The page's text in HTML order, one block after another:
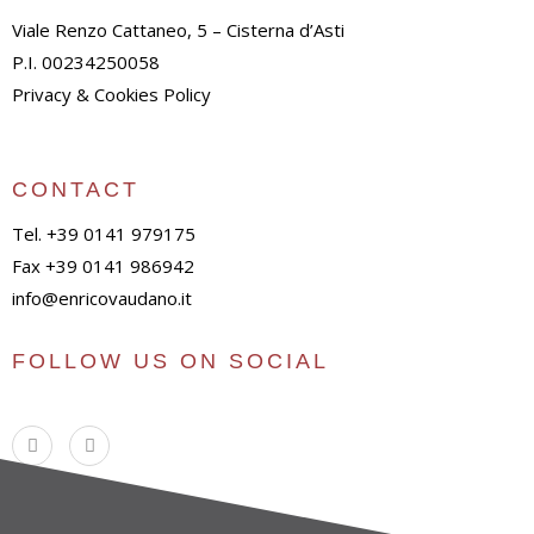
Viale Renzo Cattaneo, 5 – Cisterna d’Asti
P.I. 00234250058
Privacy & Cookies Policy
CONTACT
Tel. +39 0141 979175
Fax +39 0141 986942
info@enricovaudano.it
FOLLOW US ON SOCIAL